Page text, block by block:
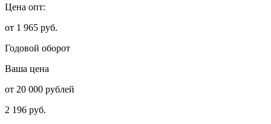
Цена опт:
от 1 965 руб.
Годовой оборот
Ваша цена
от 20 000 рублей
2 196 руб.